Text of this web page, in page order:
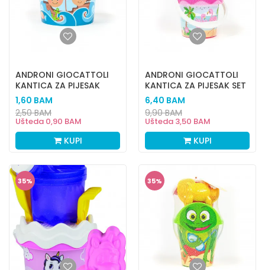
ANDRONI GIOCATTOLI
KANTICA ZA PIJESAK
MALA PIRATI
1,60 BAM
Ušteda 0,90 BAM
2,50BAM
KUPI
ANDRONI GIOCATTOLI
KANTICA ZA PIJESAK SET
FLAMINGOS
6,40 BAM
Ušteda 3,50 BAM
9,90BAM
KUPI
35% 35%